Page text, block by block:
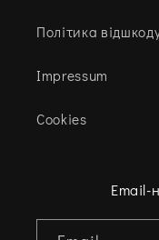
Політика
Impressum
Cookies
Email-